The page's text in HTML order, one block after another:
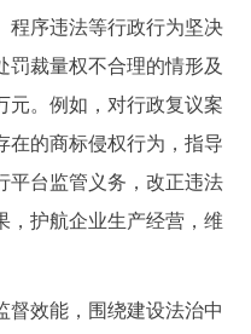
程序违法等行政行为坚决
罚裁量权不合理的情形及
元。例如，对行政复议案
在的商标侵权行为，指导
平台监管义务，改正违法
，护航企业生产经营，维
效能，围绕建设法治中